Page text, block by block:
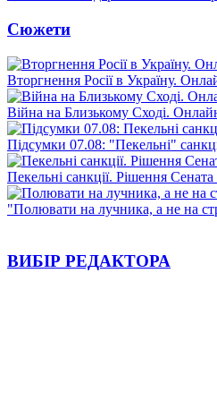
Сюжети
Вторгнення Росії в Україну.
Війна на Близькому Сході.
Підсумки 07.08: "Пекельні"
Пекельні санкції. Рішення
"Полювати на лучника, а не на
ВИБІР РЕДАКТОРА